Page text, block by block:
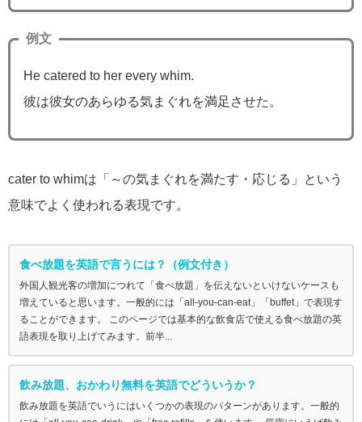
例文
He catered to her every whim.
彼は彼女のあらゆる気まぐれを満足させた。
cater to whimは「～の気まぐれを満たす・応じる」という
意味でよく使われる表現です。
食べ放題を英語で言うには？（例文付き）
外国人観光客の増加につれて「食べ放題」を伝えないといけないケースも
増えていると思います。一般的には「all-you-can-eat」「buffet」で表現す
ることができます。 このページでは基本的な飲食店で使える食べ放題の英
語表現を取り上げてみます。前半...
飲み放題、おかわり無料を英語でどういうか？
飲み放題を英語でいうにはいくつかの表現のパターンがあります。一般的